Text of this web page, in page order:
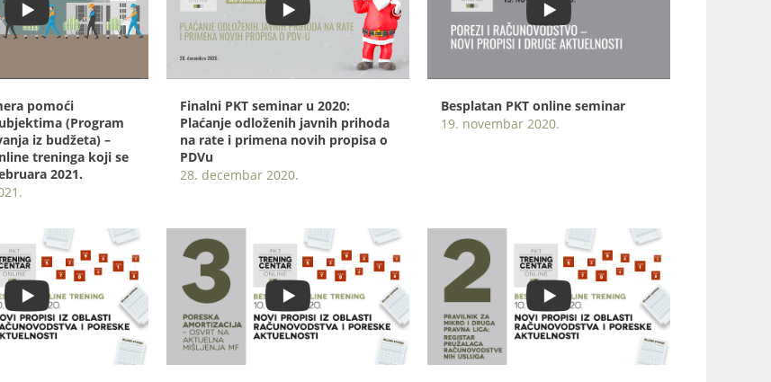
pomoći
(Program
iz budžeta) –
treninga koji se
2021.
Finalni PKT seminar u 2020:
Plaćanje odloženih javnih prihoda
na rate i primena novih propisa o
PDVu
28. decembar 2020.
Besplatan PKT online seminar
19. novembar 2020.